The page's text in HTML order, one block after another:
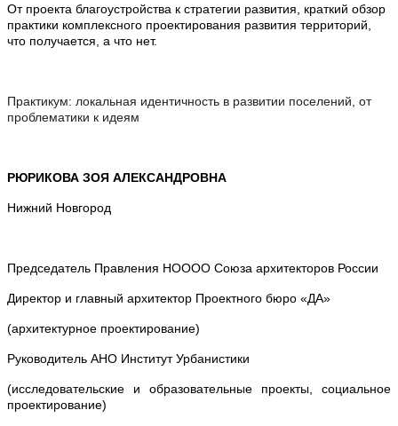
От проекта благоустройства к стратегии развития, краткий обзор
практики комплексного проектирования развития территорий,
что получается, а что нет.
Практикум: локальная идентичность в развитии поселений, от
проблематики к идеям
РЮРИКОВА ЗОЯ АЛЕКСАНДРОВНА
Нижний Новгород
Председатель Правления НОООО Союза архитекторов России
Директор и главный архитектор Проектного бюро «ДА»
(архитектурное проектирование)
Руководитель АНО Институт Урбанистики
(исследовательские и образовательные проекты, социальное
проектирование)